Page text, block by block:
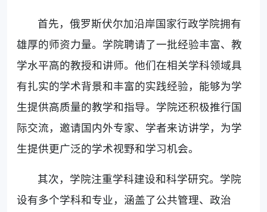
首先，俄罗斯伏尔加沿岸国家行政学院拥有
雄厚的师资力量。学院聘请了一批经验丰富、教
学水平高的教授和讲师。他们在相关学科领域具
有扎实的学术背景和丰富的实践经验，能够为学
生提供高质量的教学和指导。学院还积极推行国
际交流，邀请国内外专家、学者来访讲学，为学
生提供更广泛的学术视野和学习机会。
其次，学院注重学科建设和科学研究。学院
设有多个学科和专业，涵盖了公共管理、政治